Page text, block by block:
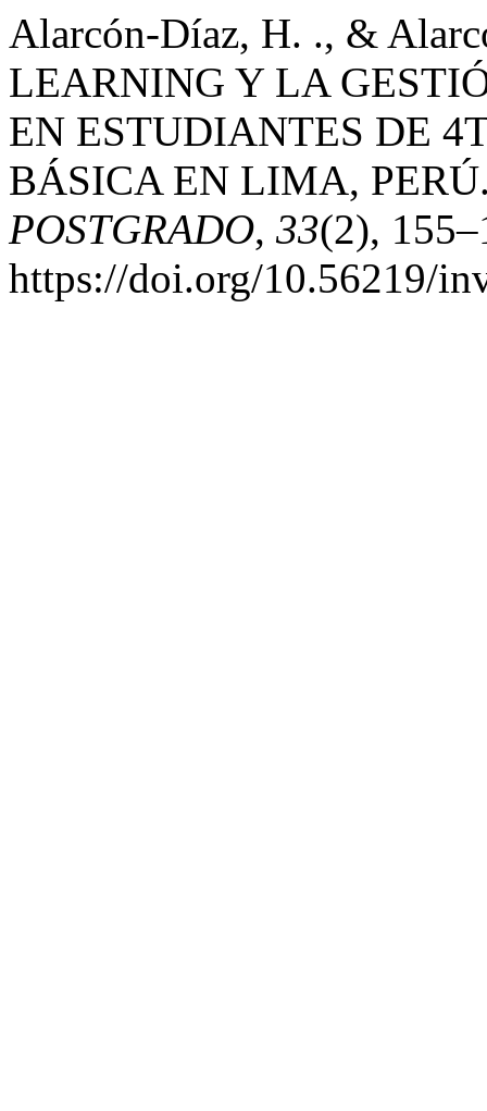
Alarcón-Díaz, H. ., &
LEARNING Y LA
EN ESTUDIANTES DE
BÁSICA EN LIMA,
POSTGRADO, 33(2),
https://doi.org/10.56219/